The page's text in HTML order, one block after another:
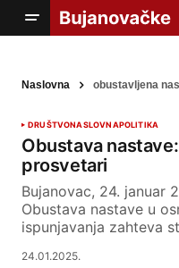
Naslovna obustavljena
DRUŠTVONASLOVNAPOLITIKA
Obustava
prosvetari
Bujanovac, 24. januar
Obustava nastave u
ispunjavanja zahteva
24.01.2025.